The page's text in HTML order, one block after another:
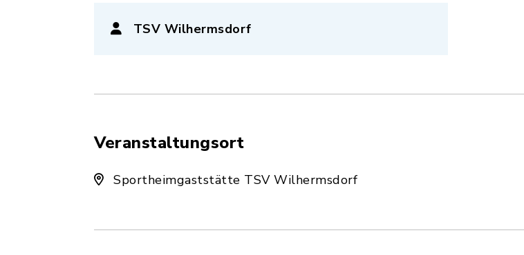
TSV Wilhermsdorf
Veranstaltungsort
Sportheimgaststätte TSV Wilhermsdorf